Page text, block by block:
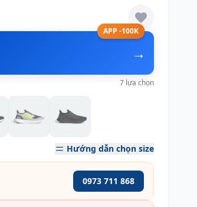
APP -100K
→
7 lựa chọn
Hướng dẫn chọn size
0973 711 868